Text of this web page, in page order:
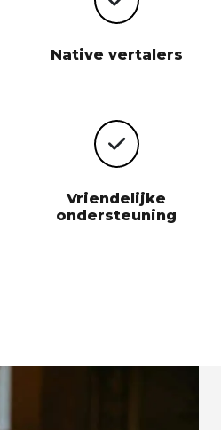
Native vertalers
Vriendelijke
ondersteuning